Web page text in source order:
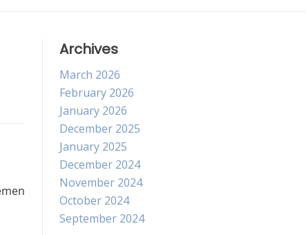
Archives
March 2026
February 2026
January 2026
December 2025
January 2025
December 2024
November 2024
October 2024
September 2024